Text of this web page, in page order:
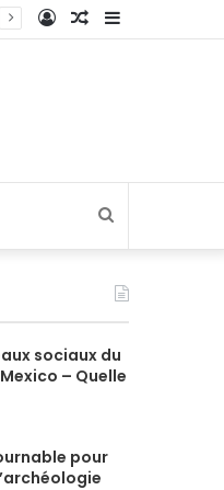
Sidebar
Random
Log
for
sociaux du
– Quelle
pour